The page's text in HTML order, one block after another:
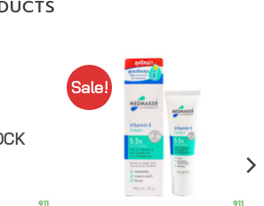
Sale!